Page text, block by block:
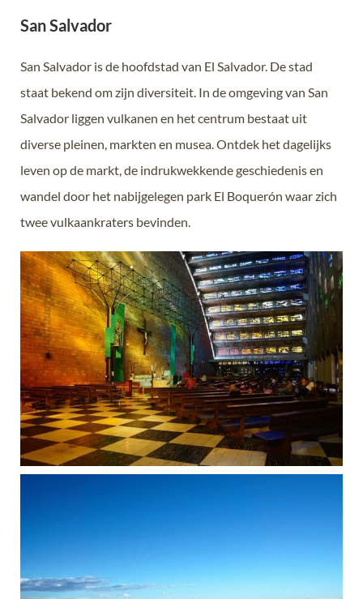
San Salvador
San Salvador is de hoofdstad van El Salvador. De stad
staat bekend om zijn diversiteit. In de omgeving van San
Salvador liggen vulkanen en het centrum bestaat uit
diverse pleinen, markten en musea. Ontdek het dagelijks
leven op de markt, de indrukwekkende geschiedenis en
wandel door het nabijgelegen park El Boquerón waar zich
twee vulkaankraters bevinden.